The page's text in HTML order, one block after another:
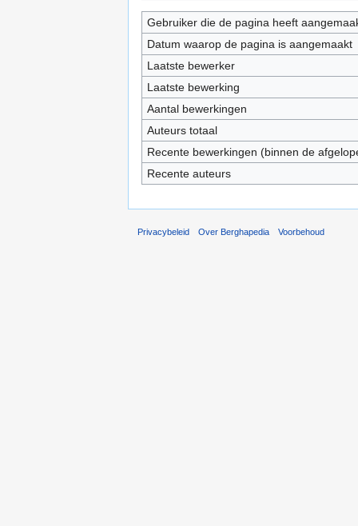
Gebruiker die de pagina heeft
Datum waarop de pagina is aangemaakt
Laatste bewerker
Laatste bewerking
Aantal bewerkingen
Auteurs totaal
Recente bewerkingen (binnen de
Recente auteurs
Privacybeleid Over Berghapedia Voorbehoud